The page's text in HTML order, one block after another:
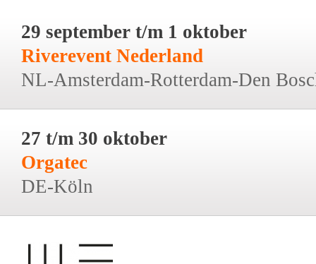
29 september t/m 1 oktober
Riverevent Nederland
NL-Amsterdam-Rotterdam-Den
27 t/m 30 oktober
Orgatec
DE-Köln